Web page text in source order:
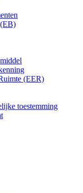
(EER)
toestemming